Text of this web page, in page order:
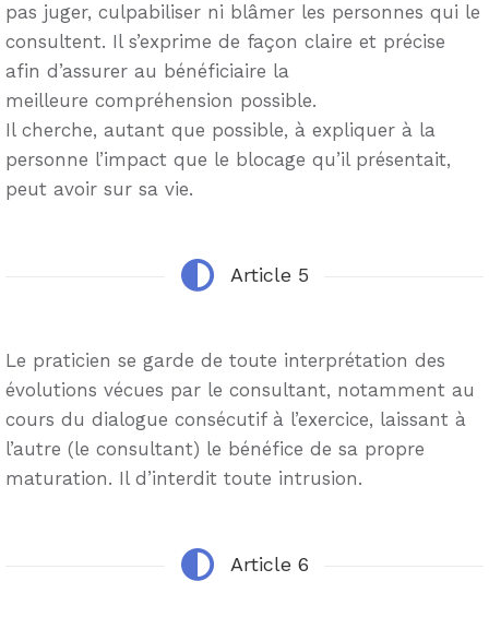
pas juger, culpabiliser ni blâmer les personnes qui le
consultent. Il s’exprime de façon claire et précise
afin d’assurer au bénéficiaire la
meilleure compréhension possible.
Il cherche, autant que possible, à expliquer à la
personne l’impact que le blocage qu’il présentait,
peut avoir sur sa vie.
Article 5
Le praticien se garde de toute interprétation des
évolutions vécues par le consultant, notamment au
cours du dialogue consécutif à l’exercice, laissant à
l’autre (le consultant) le bénéfice de sa propre
maturation. Il d’interdit toute intrusion.
Article 6